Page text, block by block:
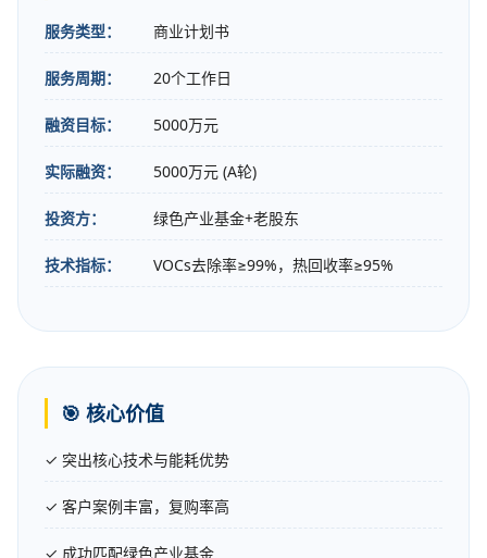
服务类型： 商业计划书
服务周期： 20个工作日
融资目标： 5000万元
实际融资： 5000万元 (A轮)
投资方： 绿色产业基金+老股东
技术指标： VOCs去除率≥99%，热回收率≥95%
🎯 核心价值
✓ 突出核心技术与能耗优势
✓ 客户案例丰富，复购率高
✓ 成功匹配绿色产业基金